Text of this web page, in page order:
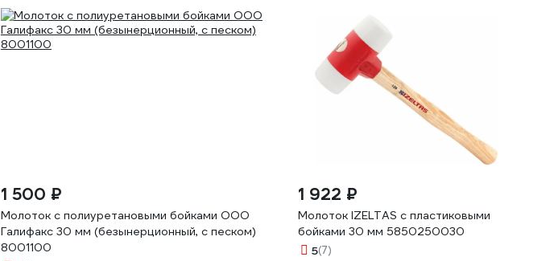
1 500 ₽
Молоток с полиуретановыми бойками ООО
Галифакс 30 мм (безынерционный, с песком)
8001100
1 922 ₽
Молоток IZELTAS с пластиковыми
бойками 30 мм 5850250030
5(7)